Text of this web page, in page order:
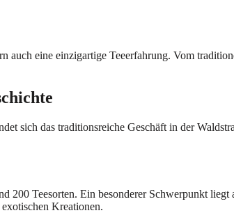
auch eine einzigartige Teeerfahrung. Vom
sich das traditionsreiche Geschäft in der
Teesorten. Ein besonderer Schwerpunkt
Kreationen.